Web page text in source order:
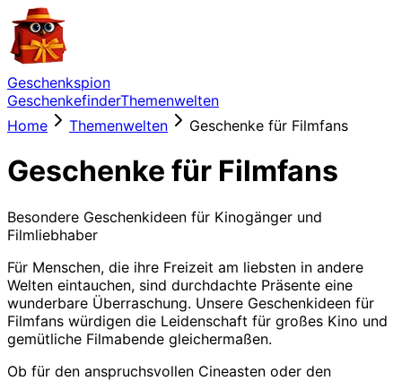
Geschenkspion
GeschenkefinderThemenwelten
Home
Themenwelten Geschenke für Filmfans
Geschenke für Filmfans
Besondere Geschenkideen für Kinogänger und
Filmliebhaber
Für Menschen, die ihre Freizeit am liebsten in andere
Welten eintauchen, sind durchdachte Präsente eine
wunderbare Überraschung. Unsere Geschenkideen für
Filmfans würdigen die Leidenschaft für großes Kino und
gemütliche Filmabende gleichermaßen.
Ob für den anspruchsvollen Cineasten oder den